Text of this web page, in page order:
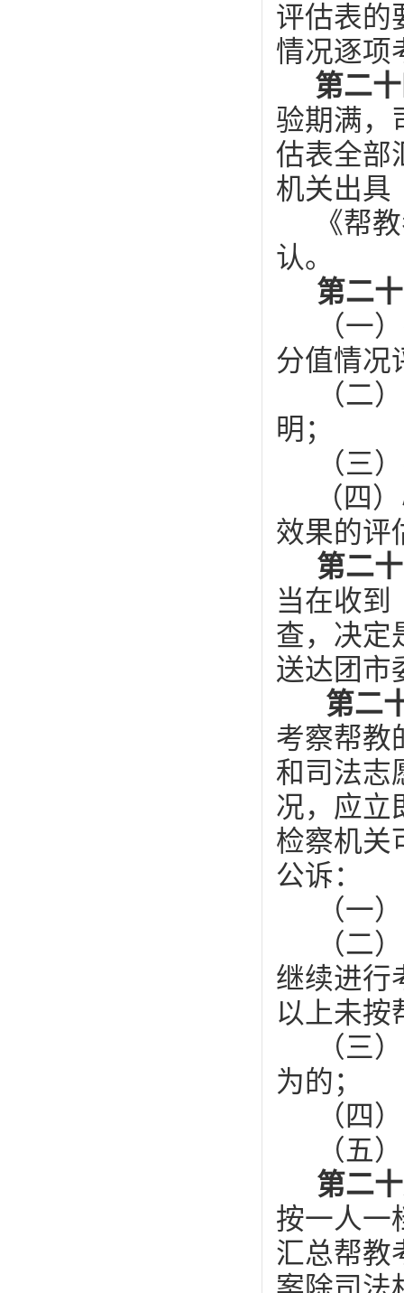
评估表的
情况逐项
第二
验期满，
估表全部
机关出
《帮
认。
第二
（一
分值情况
（二
明；
（三
（四
效果的评
第二
当在收到
查，决定
送达团市
第二
考察帮教
和司法志
况，应立
检察机关
公诉：
（一
（二
继续进行
以上未按
（三
为的；
（四
（五
第二
按一人一
汇总帮教